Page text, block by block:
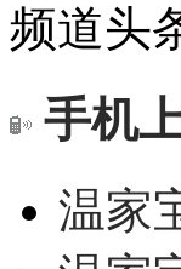
频道头
手机
温家